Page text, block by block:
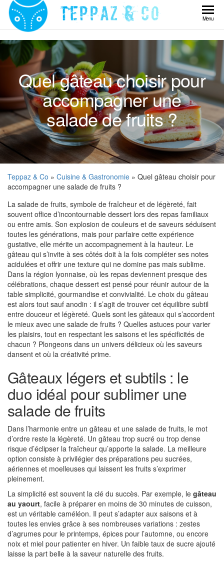
Skip
content
Teppaz
& Co
Menu
Quel gâteau choisir pour
accompagner une
salade de fruits ?
Teppaz & Co » Cuisine & Gastronomie » Quel gâteau choisir pour
accompagner une salade de fruits ?
La salade de fruits, symbole de fraîcheur et de légèreté, fait
souvent office d’incontournable dessert lors des repas familiaux
ou entre amis. Son explosion de couleurs et de saveurs séduisent
toutes les générations, mais pour parfaire cette expérience
gustative, elle mérite un accompagnement à la hauteur. Le
gâteau qui s’invite à ses côtés doit à la fois compléter ses notes
acidulées et offrir une texture qui ne domine pas mais sublime.
Dans la région lyonnaise, où les repas deviennent presque des
célébrations, chaque dessert est pensé pour réunir autour de la
table simplicité, gourmandise et convivialité. Le choix du gâteau
est alors tout sauf anodin : il s’agit de trouver cet équilibre subtil
entre douceur et légèreté. Quels sont les gâteaux qui s’accordent
le mieux avec une salade de fruits ? Quelles astuces pour varier
les plaisirs, tout en respectant les saisons et les spécificités de
chacun ? Plongeons dans un univers délicieux où les saveurs
dansent et où la créativité prime.
Gâteaux légers et subtils : le
duo idéal pour sublimer une
salade de fruits
Dans l’harmonie entre un gâteau et une salade de fruits, le mot
d’ordre reste la légèreté. Un gâteau trop sucré ou trop dense
risque d’éclipser la fraîcheur qu’apporte la salade. La meilleure
option consiste à privilégier des préparations peu sucrées,
aériennes et moelleuses qui laissent les fruits s’exprimer
pleinement.
La simplicité est souvent la clé du succès. Par exemple, le gâteau
au yaourt, facile à préparer en moins de 30 minutes de cuisson,
est un véritable caméléon. Il peut s’adapter aux saisons et à
toutes les envies grâce à ses nombreuses variations : zestes
d’agrumes pour le printemps, épices pour l’automne, ou encore
noix et miel pour patienter en hiver. Un faible taux de sucre ajouté
laisse la part belle à la saveur naturelle des fruits.